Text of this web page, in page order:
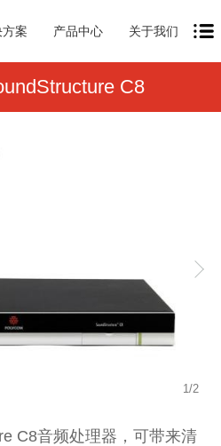
案 产品中心 关于我们
C8
1/2
C8音频处理器，可带来清